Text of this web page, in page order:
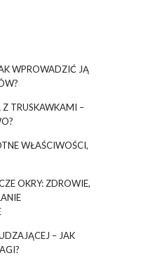
WPROWADZIĆ JĄ
TRUSKAWKAMI –
WŁAŚCIWOŚCI,
OKRY: ZDROWIE,
– JAK